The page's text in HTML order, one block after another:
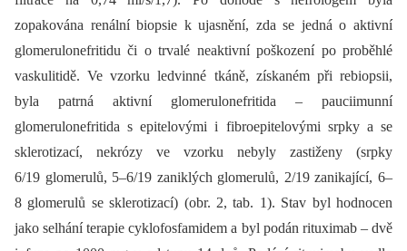
zopakována renální biopsie k ujasnění, zda se jedná o aktivní
glomerulonefritidu či o trvalé neaktivní poškození po proběhlé
vaskulitidě. Ve vzorku ledvinné tkáně, získaném při rebiopsii,
byla patrná aktivní glomerulonefritida –⁠ pauciimunní
glomerulonefritida s epitelovými i fibroepitelovými srpky a se
sklerotizací, nekrózy ve vzorku nebyly zastiženy (srpky
6/19 glomerulů, 5–6/19 zaniklých glomerulů, 2/19 zanikající, 6–
8 glomerulů se sklerotizací) (obr. 2, tab. 1). Stav byl hodnocen
jako selhání terapie cyklofosfamidem a byl podán rituximab –⁠ dvě